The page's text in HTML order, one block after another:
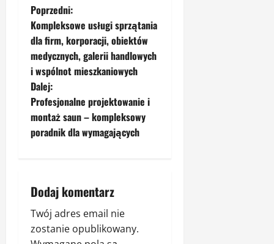
Z
o
b
a
c
z
p
i
Poprzedni:
Kompleksowe usługi sprzątania
dla firm, korporacji, obiektów
medycznych, galerii handlowych
i wspólnot mieszkaniowych
Dalej:
Profesjonalne projektowanie i
montaż saun – kompleksowy
poradnik dla wymagających
Dodaj komentarz
Twój adres email nie
zostanie opublikowany.